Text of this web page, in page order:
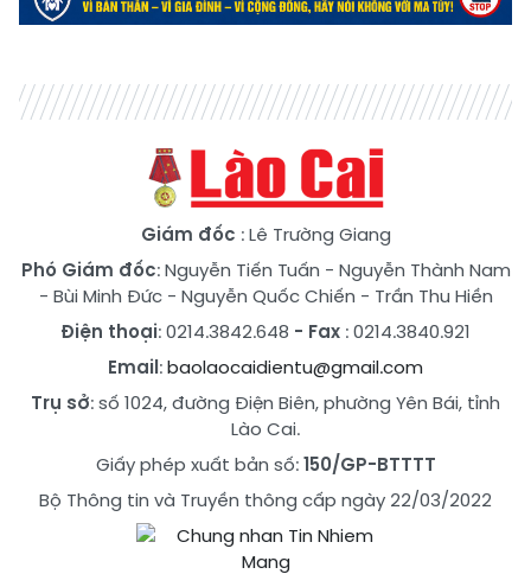
Giám đốc : Lê Trường Giang
Phó Giám đốc:Nguyễn Tiến Tuấn - Nguyễn Thành Nam
- Bùi Minh Đức- Nguyễn Quốc Chiến - Trần Thu Hiền
Điện thoại: 0214.3842.648 - Fax : 0214.3840.921
Email:baolaocaidientu@gmail.com
Trụ sở: số 1024, đường Điện Biên, phường Yên Bái, tỉnh
Lào Cai.
Giấy phép xuất bản số:150/GP-BTTTT
Bộ Thông tin và Truyền thông cấp ngày 22/03/2022